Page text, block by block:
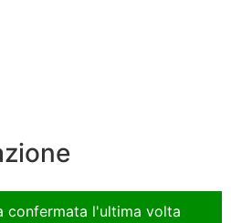
confermata l'ultima volta